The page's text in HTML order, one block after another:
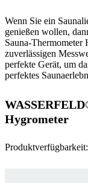
Wenn Sie ein
genießen wollen,
Sauna-Thermometer
zuverlässigen
perfekte Gerät, um
perfektes
Hygrometer